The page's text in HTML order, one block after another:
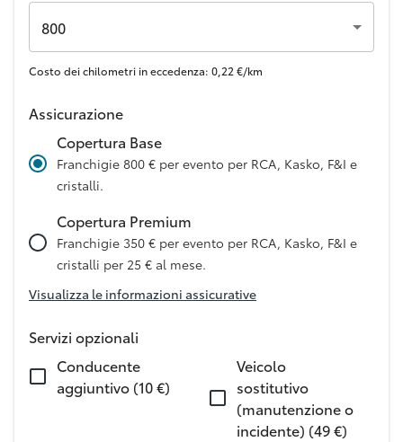
800
Costo dei chilometri in eccedenza: 0,22 €/km
Assicurazione
Copertura Base
Franchigie 800 € per evento per RCA, Kasko, F&I e
cristalli.
Copertura Premium
Franchigie 350 € per evento per RCA, Kasko, F&I e
cristalli per 25 € al mese.
Visualizza le informazioni assicurative
Servizi opzionali
Conducente
aggiuntivo (10 €)
Veicolo
sostitutivo
(manutenzione o
incidente) (49 €)